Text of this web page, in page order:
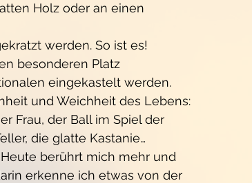
Holz oder an einen
werden. So ist es!
besonderen Platz
eingekastelt werden.
und Weichheit des Lebens:
Frau, der Ball im Spiel der
die glatte Kastanie…
berührt mich mehr und
erkenne ich etwas von der